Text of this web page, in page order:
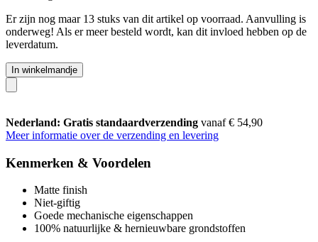
Er zijn nog maar 13 stuks van dit artikel op voorraad. Aanvulling is
onderweg! Als er meer besteld wordt, kan dit invloed hebben op de
leverdatum.
In winkelmandje
Nederland: Gratis standaardverzending vanaf € 54,90
Meer informatie over de verzending en levering
Kenmerken & Voordelen
Matte finish
Niet-giftig
Goede mechanische eigenschappen
100% natuurlijke & hernieuwbare grondstoffen